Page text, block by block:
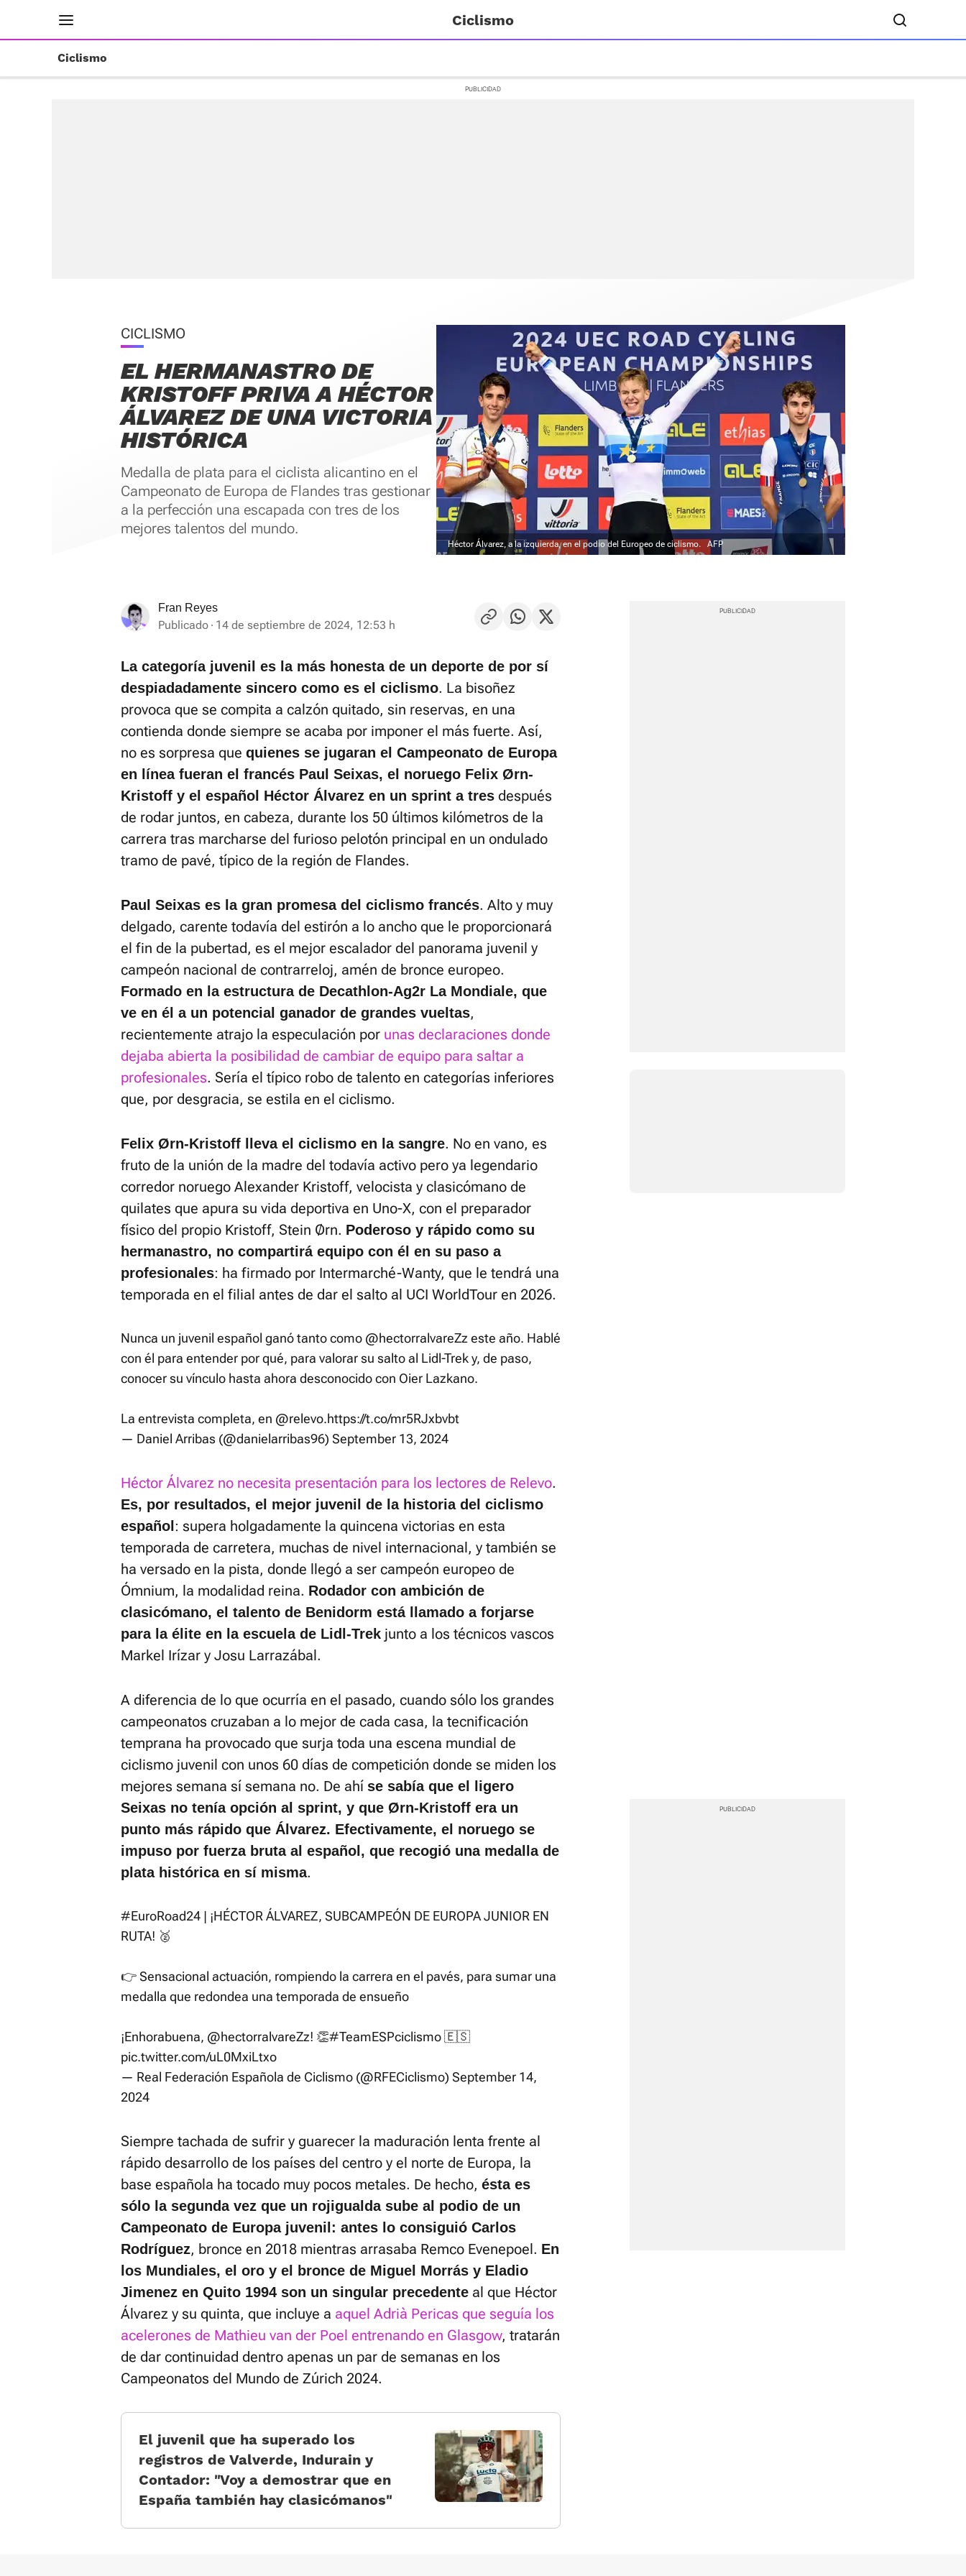
Ciclismo
Ciclismo
CICLISMO
EL HERMANASTRO DE
KRISTOFF PRIVA A HÉCTOR
ÁLVAREZ DE UNA VICTORIA
HISTÓRICA
Medalla de plata para el ciclista alicantino en el
Campeonato de Europa de Flandes tras gestionar
a la perfección una escapada con tres de los
mejores talentos del mundo.
Héctor Álvarez, a la izquierda, en el podio del Europeo de ciclismo. AFP
Fran Reyes
Publicado 14 de septiembre de 2024, 12:53 h
La categoría juvenil es la más honesta de un deporte de por sí
despiadadamente sincero como es el ciclismo. La bisoñez
provoca que se compita a calzón quitado, sin reservas, en una
contienda donde siempre se acaba por imponer el más fuerte. Así,
no es sorpresa que quienes se jugaran el Campeonato de Europa
en línea fueran el francés Paul Seixas, el noruego Felix Ørn-
Kristoff y el español Héctor Álvarez en un sprint a tres después
de rodar juntos, en cabeza, durante los 50 últimos kilómetros de la
carrera tras marcharse del furioso pelotón principal en un ondulado
tramo de pavé, típico de la región de Flandes.
Paul Seixas es la gran promesa del ciclismo francés. Alto y muy
delgado, carente todavía del estirón a lo ancho que le proporcionará
el fin de la pubertad, es el mejor escalador del panorama juvenil y
campeón nacional de contrarreloj, amén de bronce europeo.
Formado en la estructura de Decathlon-Ag2r La Mondiale, que
ve en él a un potencial ganador de grandes vueltas,
recientemente atrajo la especulación por unas declaraciones donde
dejaba abierta la posibilidad de cambiar de equipo para saltar a
profesionales. Sería el típico robo de talento en categorías inferiores
que, por desgracia, se estila en el ciclismo.
Felix Ørn-Kristoff lleva el ciclismo en la sangre. No en vano, es
fruto de la unión de la madre del todavía activo pero ya legendario
corredor noruego Alexander Kristoff, velocista y clasicómano de
quilates que apura su vida deportiva en Uno-X, con el preparador
físico del propio Kristoff, Stein Ørn. Poderoso y rápido como su
hermanastro, no compartirá equipo con él en su paso a
profesionales: ha firmado por Intermarché-Wanty, que le tendrá una
temporada en el filial antes de dar el salto al UCI WorldTour en 2026.
Nunca un juvenil español ganó tanto como @hectorralvareZz este año. Hablé
con él para entender por qué, para valorar su salto al Lidl-Trek y, de paso,
conocer su vínculo hasta ahora desconocido con Oier Lazkano.
La entrevista completa, en @relevo.https://t.co/mr5RJxbvbt
— Daniel Arribas (@danielarribas96) September 13, 2024
Héctor Álvarez no necesita presentación para los lectores de Relevo.
Es, por resultados, el mejor juvenil de la historia del ciclismo
español : supera holgadamente la quincena victorias en esta
temporada de carretera, muchas de nivel internacional, y también se
ha versado en la pista, donde llegó a ser campeón europeo de
Ómnium, la modalidad reina. Rodador con ambición de
clasicómano, el talento de Benidorm está llamado a forjarse
para la élite en la escuela de Lidl-Trek junto a los técnicos vascos
Markel Irízar y Josu Larrazábal.
A diferencia de lo que ocurría en el pasado, cuando sólo los grandes
campeonatos cruzaban a lo mejor de cada casa, la tecnificación
temprana ha provocado que surja toda una escena mundial de
ciclismo juvenil con unos 60 días de competición donde se miden los
mejores semana sí semana no. De ahí se sabía que el ligero
Seixas no tenía opción al sprint, y que Ørn-Kristoff era un
punto más rápido que Álvarez. Efectivamente, el noruego se
impuso por fuerza bruta al español, que recogió una medalla de
plata histórica en sí misma.
#EuroRoad24 | ¡HÉCTOR ÁLVAREZ, SUBCAMPEÓN DE EUROPA JUNIOR EN
RUTA! 🥈
👉 Sensacional actuación, rompiendo la carrera en el pavés, para sumar una
medalla que redondea una temporada de ensueño
¡Enhorabuena, @hectorralvareZz! 👏#TeamESPciclismo🇪🇸
pic.twitter.com/uL0MxiLtxo
— Real Federación Española de Ciclismo (@RFECiclismo) September 14,
2024
Siempre tachada de sufrir y guarecer la maduración lenta frente al
rápido desarrollo de los países del centro y el norte de Europa, la
base española ha tocado muy pocos metales. De hecho, ésta es
sólo la segunda vez que un rojigualda sube al podio de un
Campeonato de Europa juvenil: antes lo consiguió Carlos
Rodríguez, bronce en 2018 mientras arrasaba Remco Evenepoel. En
los Mundiales, el oro y el bronce de Miguel Morrás y Eladio
Jimenez en Quito 1994 son un singular precedente al que Héctor
Álvarez y su quinta, que incluye a aquel Adrià Pericas que seguía los
acelerones de Mathieu van der Poel entrenando en Glasgow, tratarán
de dar continuidad dentro apenas un par de semanas en los
Campeonatos del Mundo de Zúrich 2024.
El juvenil que ha superado los
registros de Valverde, Indurain y
Contador: «Voy a demostrar que en
España también hay clasicómanos»